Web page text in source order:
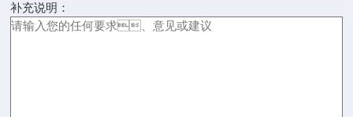
补充说明：